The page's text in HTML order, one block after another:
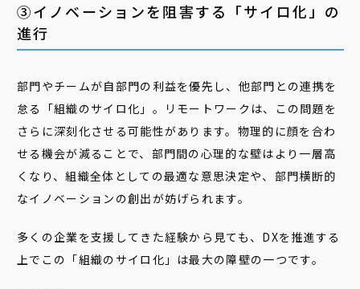
③イノベーションを阻害する「サイロ化」の
進行
部門やチームが自部門の利益を優先し、他部門との連携を
怠る「組織のサイロ化」。リモートワークは、この問題を
さらに深刻化させる可能性があります。物理的に顔を合わ
せる機会が減ることで、部門間の心理的な壁はより一層高
くなり、組織全体としての最適な意思決定や、部門横断的
なイノベーションの創出が妨げられます。
多くの企業を支援してきた経験から見ても、DXを推進する
上でこの「組織のサイロ化」は最大の障壁の一つです。